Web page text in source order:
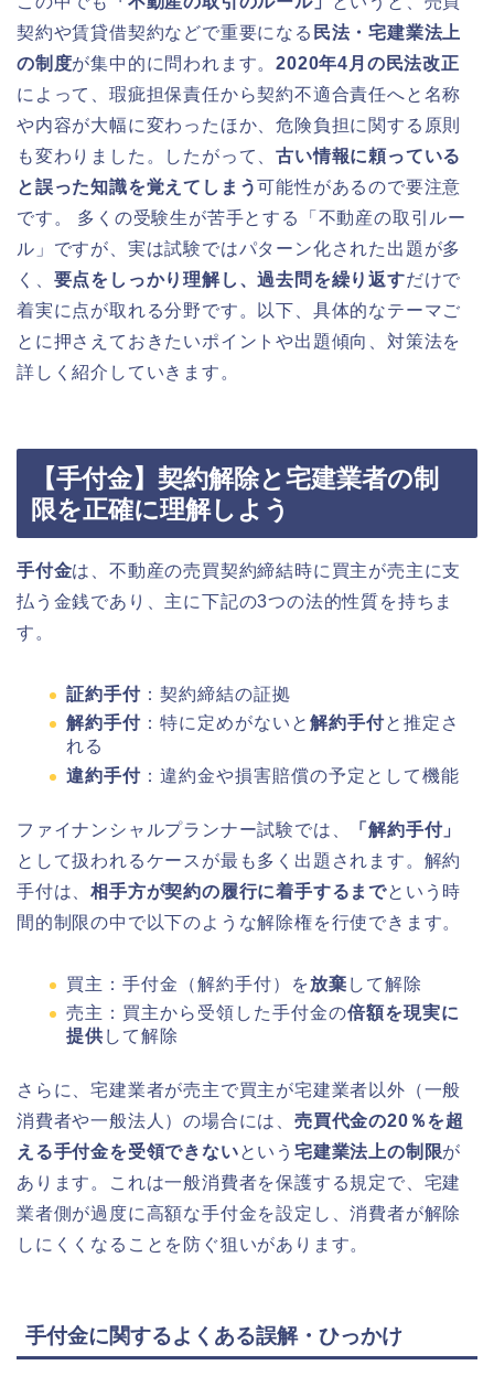
契約や賃貸借契約などで重要になる 民法・宅建業法上
の制度が集中的に問われます。2020年4月の民法改正
によって、瑕疵担保責任から契約不適合責任へと名称
や内容が大幅に変わったほか、危険負担に関する原則
も変わりました。したがって、古い情報に頼っている
と誤った知識を覚えてしまう可能性があるので要注意
です。 多くの受験生が苦手とする「不動産の取引ルー
ル」ですが、実は試験ではパターン化された出題が多
く、 要点をしっかり理解し、過去問を繰り返すだけで
着実に点が取れる分野です。以下、具体的なテーマご
とに押さえておきたいポイントや出題傾向、対策法を
詳しく紹介していきます。
【手付金】契約解除と宅建業者の制
限を正確に理解しよう
手付金は、不動産の売買契約締結時に買主が売主に支
払う金銭であり、主に下記の3つの法的性質を持ちま
す。
証約手付 ：契約締結の証拠
解約手付 ：特に定めがないと 解約手付と推定さ
れる
違約手付 ：違約金や損害賠償の予定として機能
ファイナンシャルプランナー試験では、
「解約手付」
として扱われるケースが最も多く出題されます。解約
手付は、相手方が契約の履行に着手するまでという時
間的制限の中で以下のような解除権を行使できます。
買主：手付金（解約手付）を放棄 して解除
売主：買主から受領した手付金の倍額を現実に
提供 して解除
さらに、宅建業者が売主で買主が宅建業者以外（一般
消費者や一般法人）の場合には、 売買代金の20％を超
える手付金を受領できないという宅建業法上の制限が
あります。これは一般消費者を保護する規定で、宅建
業者側が過度に高額な手付金を設定し、消費者が解除
しにくくなることを防ぐ狙いがあります。
手付金に関するよくある誤解・ひっかけ